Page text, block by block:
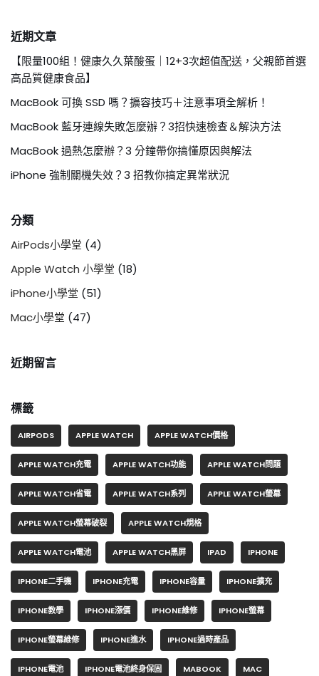
近期文章
【限量100組！健康久久葉酸蛋｜12+3次超值配送，父親節首選
高品質健康食品】
MacBook 可換 SSD 嗎？擴容技巧＋注意事項全解析！
MacBook 藍牙連線失敗怎麼辦？3招快速檢查＆解決方法
MacBook 過熱怎麼辦？3 分鐘帶你搞懂原因與解法
iPhone 強制關機失效？3 招教你搞定異常狀況
分類
AirPods小學堂 (4)
Apple Watch 小學堂 (18)
iPhone小學堂 (51)
Mac小學堂 (47)
近期留言
標籤
AIRPODS APPLE WATCH APPLE WATCH價格
APPLE WATCH充電 APPLE WATCH功能 APPLE WATCH問題
APPLE WATCH省電 APPLE WATCH系列 APPLE WATCH螢幕
APPLE WATCH螢幕破裂 APPLE WATCH規格
APPLE WATCH電池 APPLE WATCH黑屏 IPAD IPHONE
IPHONE二手機 IPHONE充電 IPHONE容量 IPHONE擴充
IPHONE教學 IPHONE漲價 IPHONE維修 IPHONE螢幕
IPHONE螢幕維修 IPHONE進水 IPHONE過時產品
IPHONE電池 IPHONE電池終身保固 MABOOK MAC